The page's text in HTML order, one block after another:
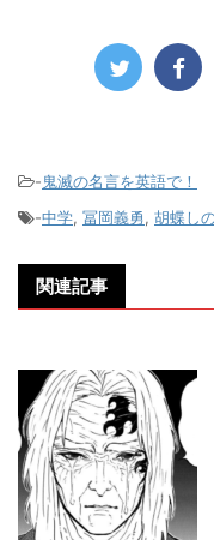
-鬼滅の名言を英語で！
-中学, 冨岡義勇, 胡蝶し
関連記事